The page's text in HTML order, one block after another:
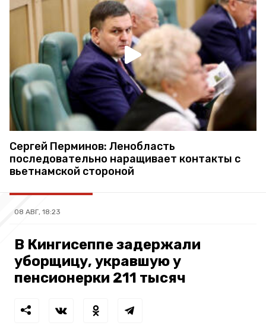
Сергей Перминов: Ленобласть
последовательно наращивает контакты с
вьетнамской стороной
08 АВГ, 18:23
В Кингисеппе задержали
уборщицу, укравшую у
пенсионерки 211 тысяч